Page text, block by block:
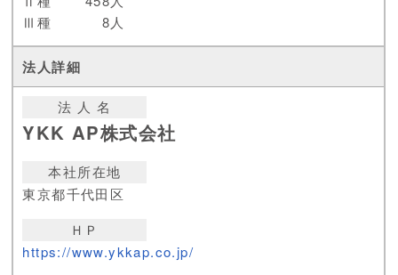
Ⅲ種
8人
法 人 名
YKK AP株式会社
本社所在地
東京都千代田区
ＨＰ
https://www.ykkap.co.jp/